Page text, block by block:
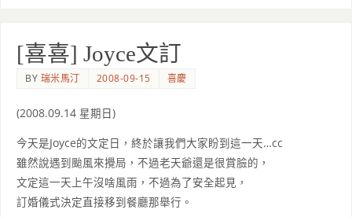
[喜喜] Joyce文訂
BY 瑞米馬汀 2008-09-15 喜慶
(2008.09.14 星期日)
今天是Joyce的文定日，終於讓我們大家盼到這一天…cc
雖然說遇到颱風來攪局，不過老天爺還是很賞臉的，
文定這一天上午沒啥風雨，不過為了安全起見，
訂婚儀式決定直接移到餐廳那舉行。